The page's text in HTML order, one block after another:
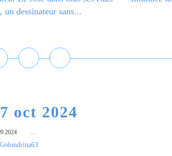
dessinateur sans...
oct 2024
…